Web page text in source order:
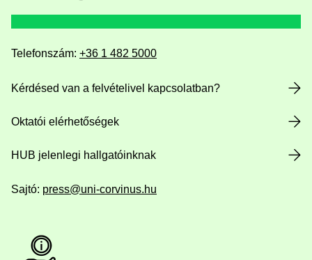
Telefonszám: +36 1 482 5000
Kérdésed van a felvételivel kapcsolatban?
Oktatói elérhetőségek
HUB jelenlegi hallgatóinknak
Sajtó: press@uni-corvinus.hu